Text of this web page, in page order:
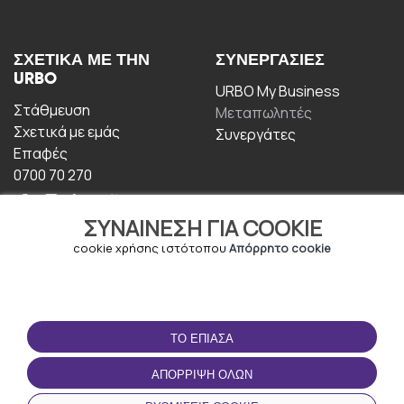
ΣΥΝΑΊΝΕΣΗ ΓΙΑ COOKIE
cookie χρήσης ιστότοπου Απόρρητο cookie
ΤΟ ΈΠΙΑΣΑ
ΑΠΌΡΡΙΨΗ ΌΛΩΝ
ΣΧΕΤΙΚΆ ΜΕ ΤΗΝ
URBO
Στάθμευση
Σχετικά με εμάς
Επαφές
0700 70 270
ΣΥΝΕΡΓΑΣΊΕΣ
URBO My Business
Μεταπωλητές
Συνεργάτες
ΟΡΟΙ ΧΡΉΣΗΣ
Οροι και Προϋποθέσεις
Πολιτική απορρήτου
ΚΑΤΕΒΆΣΤΕ ΤΗΝ
ΕΦΑΡΜΟΓΉ